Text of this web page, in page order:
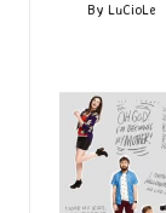
Posted
By LuCioLe